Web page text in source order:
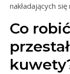
nakładających
Co